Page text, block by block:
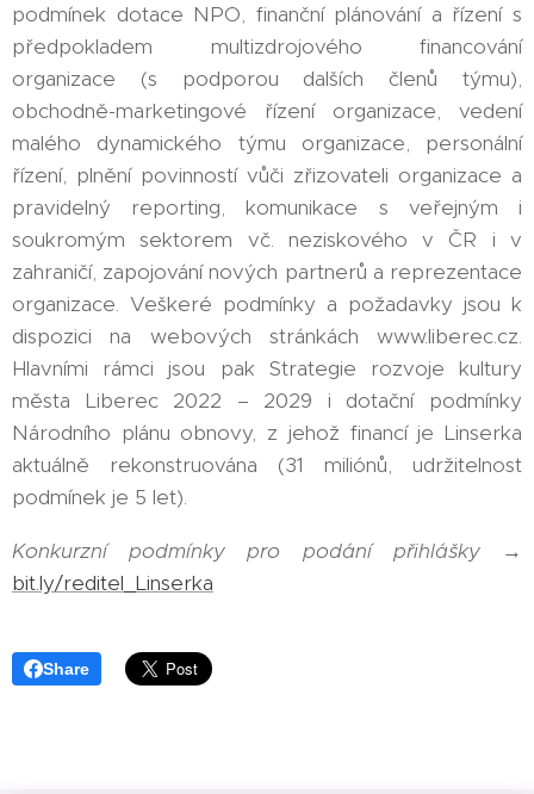
podmínek dotace NPO, finanční plánování a řízení s
předpokladem multizdrojového financování
organizace (s podporou dalších členů týmu),
obchodně-marketingové řízení organizace, vedení
malého dynamického týmu organizace, personální
řízení, plnění povinností vůči zřizovateli organizace a
pravidelný reporting, komunikace s veřejným i
soukromým sektorem vč. neziskového v ČR i v
zahraničí, zapojování nových partnerů a reprezentace
organizace. Veškeré podmínky a požadavky jsou k
dispozici na webových stránkách www.liberec.cz.
Hlavními rámci jsou pak Strategie rozvoje kultury
města Liberec 2022 – 2029 i dotační podmínky
Národního plánu obnovy, z jehož financí je Linserka
aktuálně rekonstruována (31 miliónů, udržitelnost
podmínek je 5 let).
Konkurzní podmínky pro podání přihlášky→
bit.ly/reditel_Linserka
Share